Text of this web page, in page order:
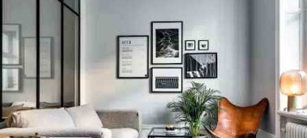
Appartement Design
Design Suédois En Quelques Photos
Idées Déco En 10 Photos
La Semaine Décoration Et Design
Maison En Ville
Méli-Mélo Suédois
Publi Reportage
Tendance
Interieurs Scandinaves
La Décoration Selon Votre Signe Astrologique
Les Trouvailles Déco Du Jour
Loft